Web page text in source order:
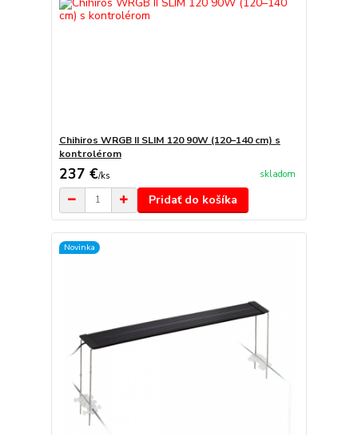
Chihiros WRGB II SLIM 120 90W (120–140 cm) s
kontrolérom
237 €/ks skladom
Pridať do košíka
Novinka